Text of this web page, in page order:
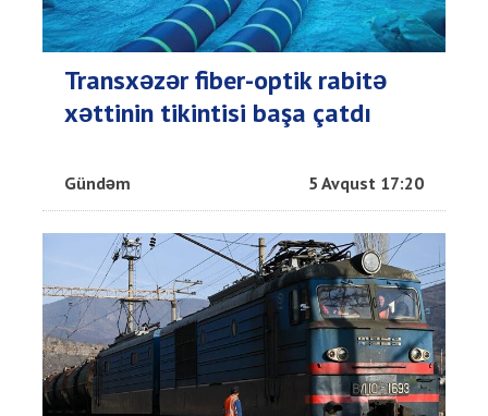
Transxəzər fiber-optik rabitə
xəttinin tikintisi başa çatdı
Gündəm 5 Avqust 17:20